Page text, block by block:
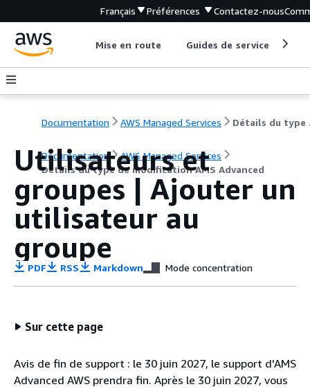
Français Préférences Contactez-nous
Mise en route Guides de service
Documentation AWS Managed Services
Documentation
AWS Managed Services
Détails du type de modification AMS Advanced
Utilisateurs et
groupes | Ajouter un
utilisateur au
groupe
PDF RSS Markdown Mode concentration
Sur cette page
Avis de fin de support : le 30 juin 2027, le support d'AMS
Advanced AWS prendra fin. Après le 30 juin 2027, vous